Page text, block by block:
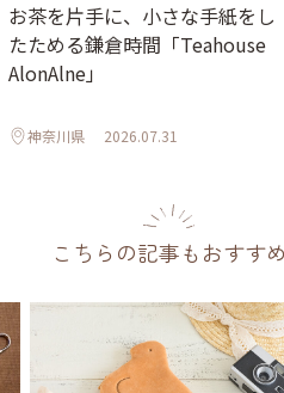
お茶を片手に、小さな手紙をし
たためる鎌倉時間「Teahouse
AlonAlne」
神奈川県 2026.07.31
こちらの記事もおすすめ